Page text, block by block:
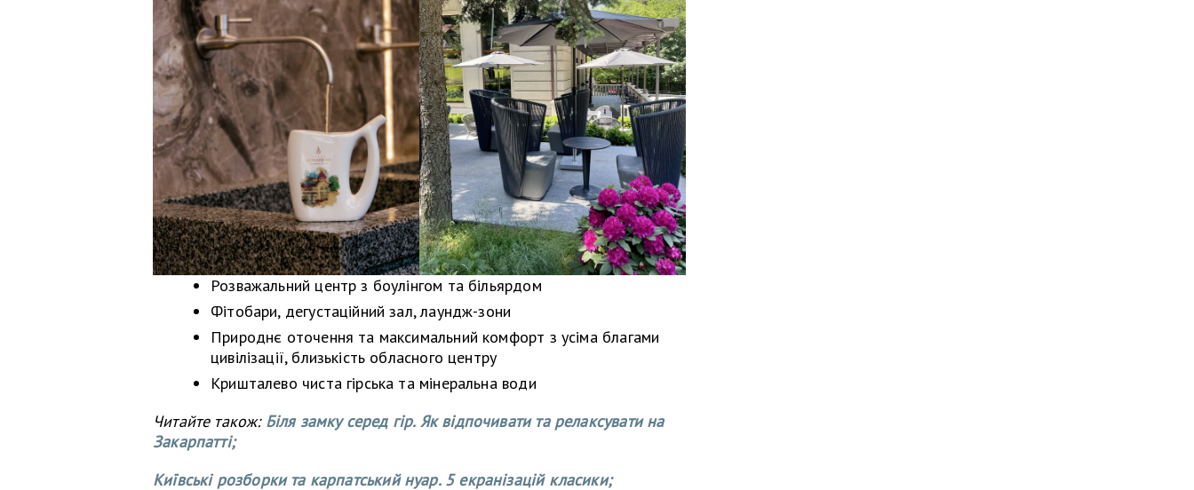
Розважальний центр з боулінгом та більярдом
Фітобари, дегустаційний зал, лаундж-зони
Природнє оточення та максимальний комфорт з усіма благами
цивілізації, близькість обласного центру
Кришталево чиста гірська та мінеральна води
Читайте також: Біля замку серед гір. Як відпочивати та релаксувати на
Закарпатті;
Київські розборки та карпатський нуар. 5 екранізацій класики;